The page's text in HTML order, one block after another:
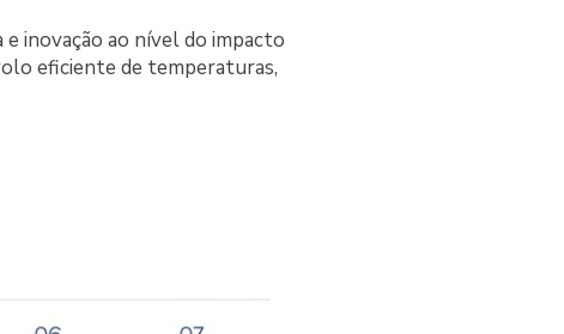
e inovação ao nível do impacto
eficiente de temperaturas,